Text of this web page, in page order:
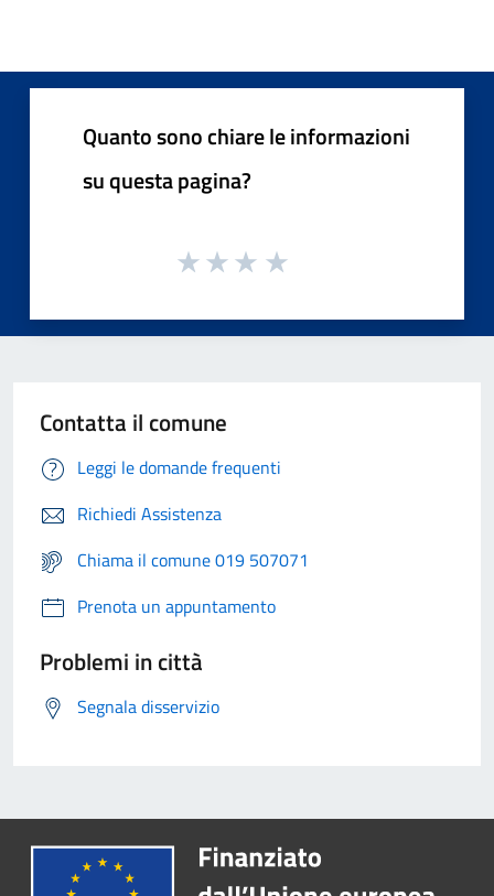
Quanto sono chiare le informazioni
su questa pagina?
Contatta il comune
Leggi le domande frequenti
Richiedi Assistenza
Chiama il comune 019 507071
Prenota un appuntamento
Problemi in città
Segnala disservizio